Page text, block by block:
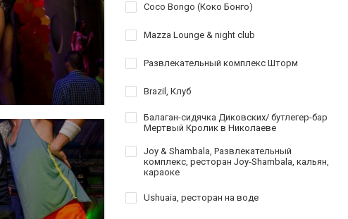
Coco Bongo (Коко Бонго)
Mazza Lounge & night club
Развлекательный комплекс Шторм
Brazil, Клуб
Балаган-сидячка Диковских/ бутлегер-бар
Мертвый Кролик в Николаеве
Joy & Shambala, Развлекательный
комплекс, ресторан Joy-Shambala, кальян,
караоке
Ushuaia, ресторан на воде